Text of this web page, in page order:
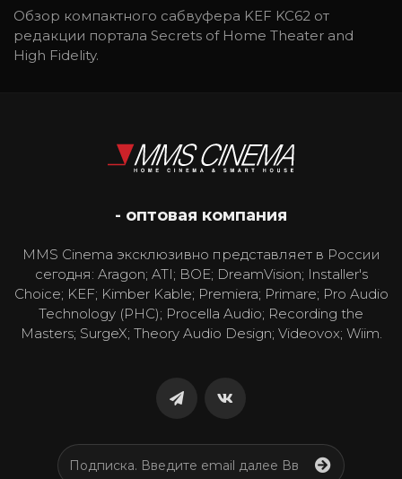
Обзор компактного сабвуфера KEF KC62 от
редакции портала Secrets of Home Theater and
High Fidelity.
- оптовая компания
MMS Cinema эксклюзивно представляет в России
сегодня: Aragon; ATI; BOE; DreamVision; Installer's
Choice; KEF; Kimber Kable; Premiera; Primare; Pro Audio
Technology (PHC); Procella Audio; Recording the
Masters; SurgeX; Theory Audio Design; Videovox; Wiim.